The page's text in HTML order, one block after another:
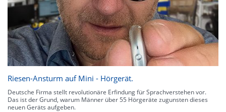
Riesen-Ansturm auf Mini - Hörgerät.
Deutsche Firma stellt revolutionäre Erfindung für Sprachverstehen vor.
Das ist der Grund, warum Männer über 55 Hörgeräte zugunsten dieses
neuen Geräts aufgeben.